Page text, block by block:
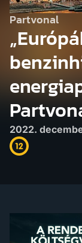
Partvonal
2022.